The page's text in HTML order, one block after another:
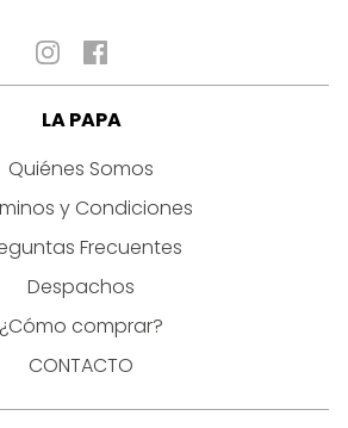
LA PAPA
Quiénes Somos
y Condiciones
Frecuentes
Despachos
¿Cómo comprar?
CONTACTO